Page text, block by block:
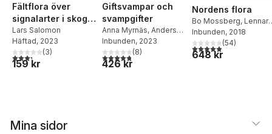
Fältflora över
signalarter i skog :
lavar, mossor,
kärlväxter
Lars Salomon
Häftad, 2023
3,3utav 5 stjärnor. Totalt antal röster:
(3)
159 kr
Giftsvampar och
svampgifter
Anna Myrnäs, Anders
Hirell,Rut Folke
Hultén
Inbunden, 2023
4,8utav 5 stjärnor. Totalt antal röster:
(8)
426 kr
Nordens flora
Bo Mossberg, Lennart
Stenberg
Inbunden, 2018
4,9utav 5 stjärnor.
(54)
648 kr
Mina sidor